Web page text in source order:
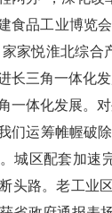
食品工业博览
家家悦淮北综
长三角一体化
一体化发展。
们运筹帷幄破
城区配套加速
头路。老工业